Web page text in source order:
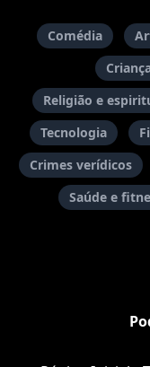
Comédia
Religião e
Tecnologia
Crimes verídicos
Saúde e